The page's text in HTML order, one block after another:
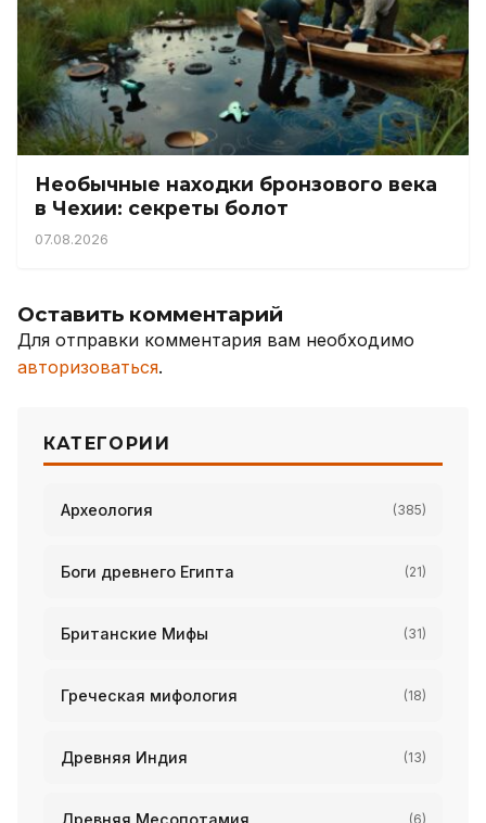
Необычные находки бронзового века
в Чехии: секреты болот
07.08.2026
Оставить комментарий
Для отправки комментария вам необходимо
авторизоваться.
КАТЕГОРИИ
Археология (385)
Боги древнего Египта (21)
Британские Мифы (31)
Греческая мифология (18)
Древняя Индия (13)
Древняя Месопотамия (6)